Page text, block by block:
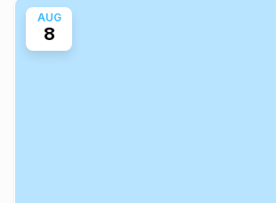
AUG
8